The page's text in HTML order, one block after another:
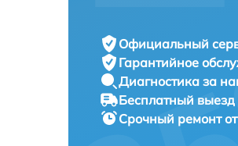
Официальный
Гарантийное
Диагностика за
Бесплатный
Срочный ремонт